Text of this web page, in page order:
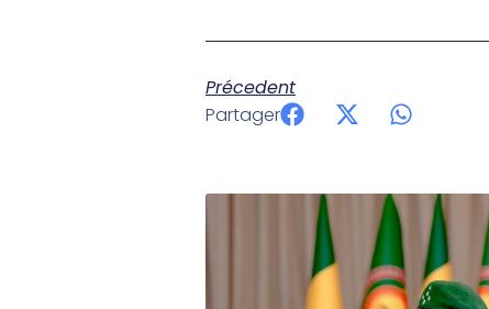
Précedent
Partager